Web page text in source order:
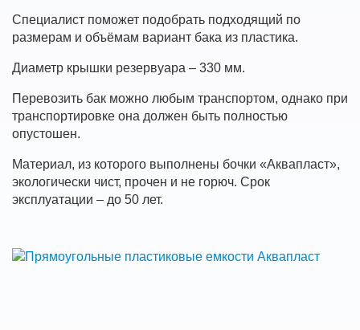
Специалист поможет подобрать подходящий по
размерам и объёмам вариант бака из пластика.
Диаметр крышки резервуара – 330 мм.
Перевозить бак можно любым транспортом, однако при
транспортировке она должен быть полностью
опустошен.
Материал, из которого выполнены бочки «Аквапласт»,
экологически чист, прочен и не горюч. Срок
эксплуатации – до 50 лет.